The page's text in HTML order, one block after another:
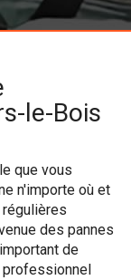
le-Bois
que vous
n'importe où et
des pannes
de
professionnel